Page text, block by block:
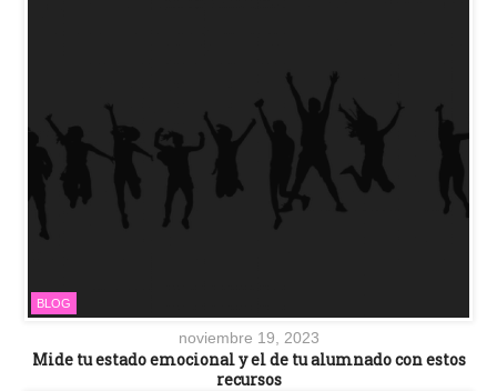
BLOG
noviembre 19, 2023
Mide tu estado emocional y el de tu alumnado con estos
recursos